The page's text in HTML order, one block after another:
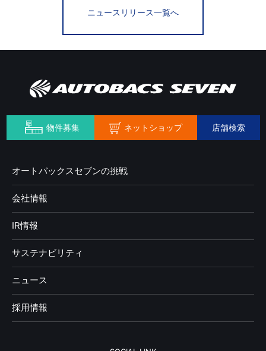
ニュースリリース一覧へ
物件募集 ネットショップ 店舗検索
オートバックスセブンの挑戦
会社情報
IR情報
サステナビリティ
ニュース
採用情報